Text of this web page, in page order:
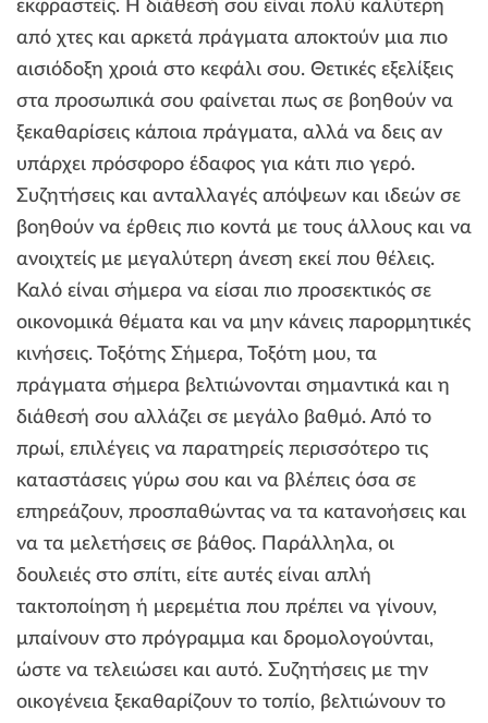
εκφραστείς. Η διάθεσή σου είναι πολύ καλύτερη
από χτες και αρκετά πράγματα αποκτούν μια πιο
αισιόδοξη χροιά στο κεφάλι σου. Θετικές εξελίξεις
στα προσωπικά σου φαίνεται πως σε βοηθούν να
ξεκαθαρίσεις κάποια πράγματα, αλλά να δεις αν
υπάρχει πρόσφορο έδαφος για κάτι πιο γερό.
Συζητήσεις και ανταλλαγές απόψεων και ιδεών σε
βοηθούν να έρθεις πιο κοντά με τους άλλους και να
ανοιχτείς με μεγαλύτερη άνεση εκεί που θέλεις.
Καλό είναι σήμερα να είσαι πιο προσεκτικός σε
οικονομικά θέματα και να μην κάνεις παρορμητικές
κινήσεις. Τοξότης Σήμερα, Τοξότη μου, τα
πράγματα σήμερα βελτιώνονται σημαντικά και η
διάθεσή σου αλλάζει σε μεγάλο βαθμό. Από το
πρωί, επιλέγεις να παρατηρείς περισσότερο τις
καταστάσεις γύρω σου και να βλέπεις όσα σε
επηρεάζουν, προσπαθώντας να τα κατανοήσεις και
να τα μελετήσεις σε βάθος. Παράλληλα, οι
δουλειές στο σπίτι, είτε αυτές είναι απλή
τακτοποίηση ή μερεμέτια που πρέπει να γίνουν,
μπαίνουν στο πρόγραμμα και δρομολογούνται,
ώστε να τελειώσει και αυτό. Συζητήσεις με την
οικογένεια ξεκαθαρίζουν το τοπίο, βελτιώνουν το